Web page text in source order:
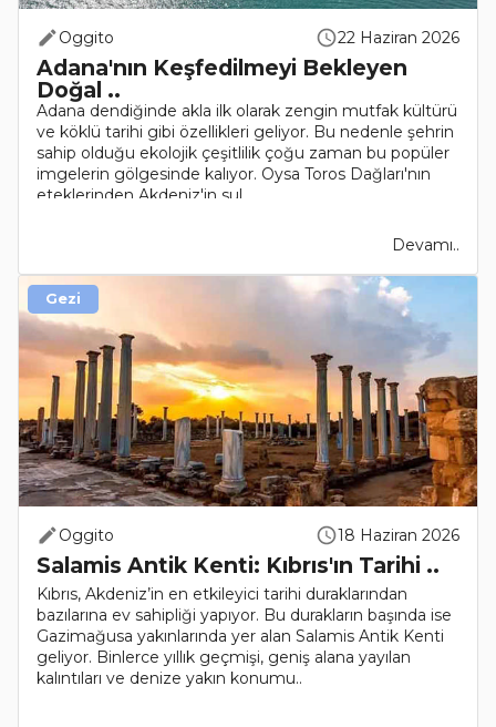
Oggito 22 Haziran 2026
Adana'nın Keşfedilmeyi Bekleyen
Doğal ..
Adana dendiğinde akla ilk olarak zengin mutfak kültürü
ve köklü tarihi gibi özellikleri geliyor. Bu nedenle şehrin
sahip olduğu ekolojik çeşitlilik çoğu zaman bu popüler
imgelerin gölgesinde kalıyor. Oysa Toros Dağları'nın
eteklerinden Akdeniz'in sul..
Devamı..
Oggito 18 Haziran 2026
Salamis Antik Kenti: Kıbrıs'ın Tarihi ..
Kıbrıs, Akdeniz’in en etkileyici tarihi duraklarından
bazılarına ev sahipliği yapıyor. Bu durakların başında ise
Gazimağusa yakınlarında yer alan Salamis Antik Kenti
geliyor. Binlerce yıllık geçmişi, geniş alana yayılan
kalıntıları ve denize yakın konumu..
Gezi